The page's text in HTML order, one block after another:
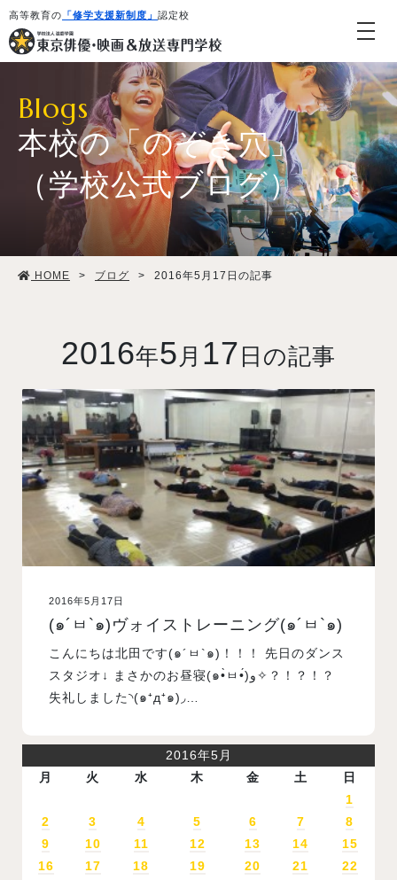
高等教育の 「修学支援新制度」 認定校
学校紹介・教育システム
学生生活
就職・デビュー
入試案内
学校情報
オープンキャンパス
訪問者別メニュー
Blogs
本校の「のぞき穴」
（学校公式ブログ）
HOME > ブログ > 2016年5月17日の記事
2016年5 月 17 日の記事
2016年5月17日
(๑´ㅂ`๑)ヴォイストレーニング(๑´ㅂ`๑)
こんにちは北田です(๑´ㅂ`๑)！！！ 先日のダンス
スタジオ↓ まさかのお昼寝(๑•̀ㅂ•́)و✧？！？！？
失礼しました◝(๑⁺д⁺๑)◞…
2016年5月
月
火 水 木 金 土 日
1
2
3 4 5 6 7
8
9
10 11 12 13 14
15
16
17 18 19 20 21
22